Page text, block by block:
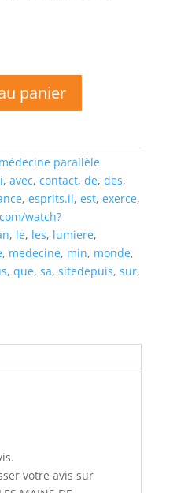
panier
médecine parallèle
, avec, contact, de, des,
, esprits.il, est, exerce,
watch?
, le, les, lumiere,
, medecine, min, monde,
, que, sa, sitedepuis, sur,
votre avis sur